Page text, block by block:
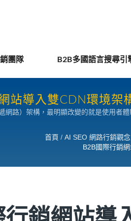
團隊 B2B多國語言搜尋引
站導入雙CDN環境架
網路）架構，最明顯改變的就是使用者
（圖檔、JS、CSS）都是來自同一個主
主瀏覽網站都能隨點即現，快速瞭解網
與 Cloudflare 的 CDN 節點，並透
首頁 / AI SEO 網路行銷觀念
B2B國際行銷